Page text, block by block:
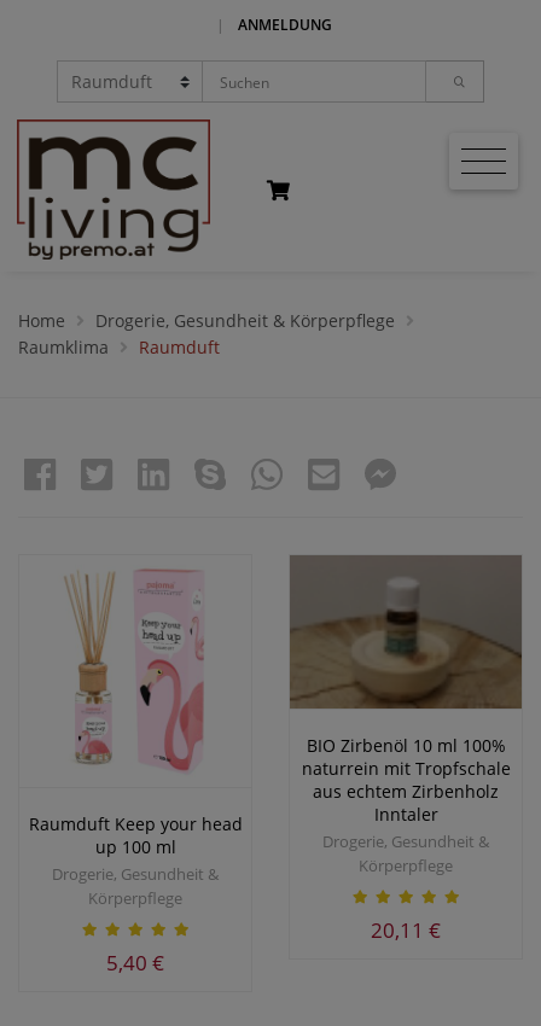
| ANMELDUNG
Home
Drogerie, Gesundheit & Körperpflege
Raumklima
Raumduft
Raumduft Keep your head
up 100 ml
Drogerie, Gesundheit &
Körperpflege
5,40 €
BIO Zirbenöl 10 ml 100%
naturrein mit Tropfschale
aus echtem Zirbenholz
Inntaler
Drogerie, Gesundheit &
Körperpflege
20,11 €